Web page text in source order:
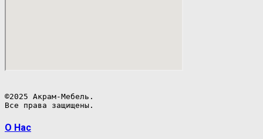
©2025 Акрам-Мебель.
Все права защищены.
О Нас